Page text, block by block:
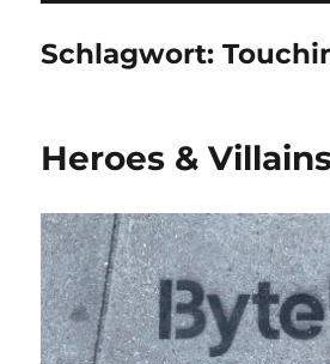
Schlagwort:
Heroes &